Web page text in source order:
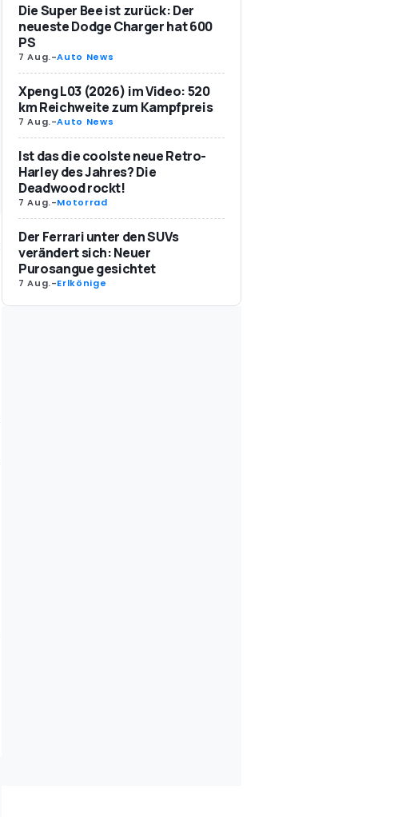
Die Super Bee ist zurück: Der
neueste Dodge Charger hat 600
PS
7 Aug.-Auto News
Xpeng L03 (2026) im Video: 520
km Reichweite zum Kampfpreis
7 Aug.-Auto News
Ist das die coolste neue Retro-
Harley des Jahres? Die
Deadwood rockt!
7 Aug.-Motorrad
Der Ferrari unter den SUVs
verändert sich: Neuer
Purosangue gesichtet
7 Aug.-Erlkönige